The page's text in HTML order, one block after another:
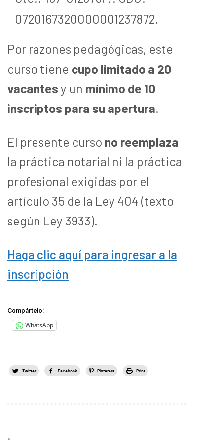
0720167320000001237872.
Por razones pedagógicas, este
curso tiene cupo limitado a 20
vacantes y un mínimo de 10
inscriptos para su apertura.
El presente curso no reemplaza
la práctica notarial ni la práctica
profesional exigidas por el
artículo 35 de la Ley 404 (texto
según Ley 3933).
Haga clic aquí para ingresar a la
inscripción
Compártelo:
WhatsApp
Twitter Facebook Pinterest Print
.